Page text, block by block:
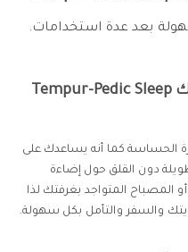
بعد عدة استخدامات.
الخلاصة عن قناع نوم تمبر بدك Tempur-Pedic Sleep
الحساسة كما أنه يساعدك على
دون القلق حول إضاءة
المصباح المتواجد بغرفتك لذا
والسفر والتأمل بكل سهولة.